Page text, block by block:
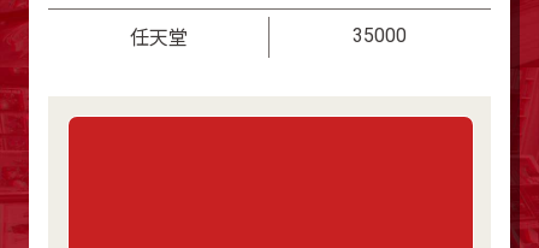
任天堂 35000